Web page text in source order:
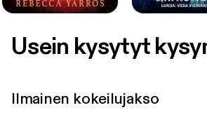
Usein kysytyt
Ilmainen kokeilujakso